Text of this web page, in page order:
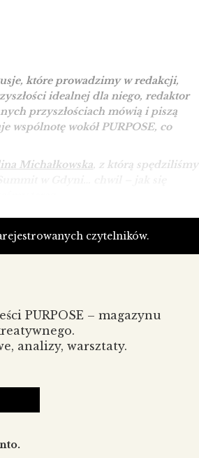
które prowadzimy w redakcji,
idealnej dla niego, redaktor
przyszłościach mówią i piszą
wspólnotę wokół PURPOSE, co
Michałkowska, z którą spędziliśmy
doświadczeniem, praktyką –
którego „przyszłości” nie
narzędziu do kształtowania
przyglądanie się przyszłości –
gdy towarzyszy mu rozmowa,
inspirować do myślenia dalej
się właśnie dziś.
google na urządzeniu
czytelników.
PURPOSE – magazynu
analizy, warsztaty.